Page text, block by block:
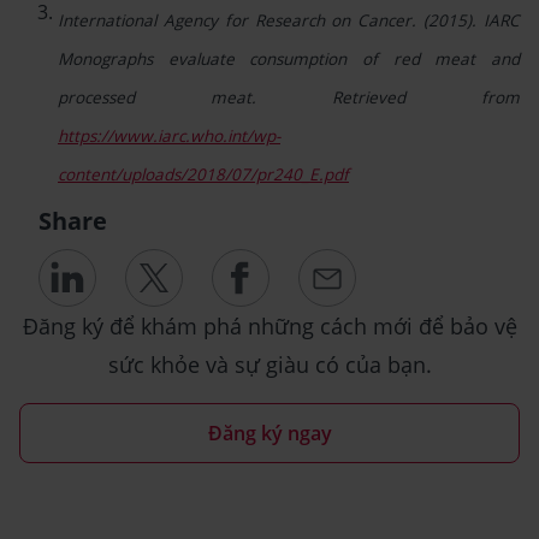
International Agency for Research on Cancer. (2015). IARC
Monographs evaluate consumption of red meat and
processed meat. Retrieved from
https://www.iarc.who.int/wp-
content/uploads/2018/07/pr240_E.pdf
Share
Đăng ký để khám phá những cách mới để bảo vệ
sức khỏe và sự giàu có của bạn.
Đăng ký ngay